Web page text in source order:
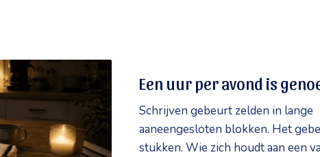
Een uur per avond is
Schrijven gebeurt zelden in lange
aaneengesloten blokken. Het
stukken. Wie zich houdt aan een